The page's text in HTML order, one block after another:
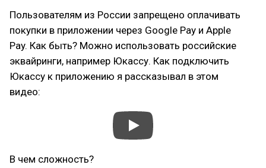
Пользователям из России запрещено оплачивать
покупки в приложении через Google Pay и Apple
Pay. Как быть? Можно использовать российские
эквайринги, например Юкассу. Как подключить
Юкассу к приложению я рассказывал в этом
видео:
В чем сложность?